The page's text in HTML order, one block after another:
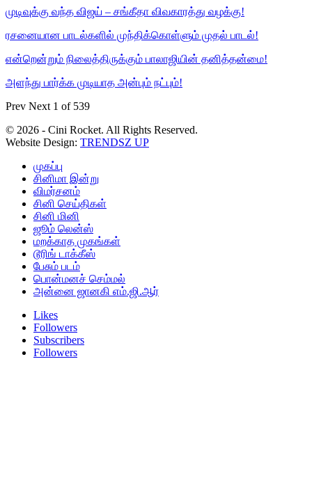
முடிவுக்கு வந்த விஜய் – சங்கீதா விவகாரத்து வழக்கு!
ரசனையான பாடல்களில் முந்திக்கொள்ளும் முதல் பாடல்!
என்றென்றும் நிலைத்திருக்கும் பாலாஜியின் தனித்தன்மை!
அளந்து பார்க்க முடியாத அன்பும் நட்பும்!
Prev Next 1 of 539
© 2026 - Cini Rocket. All Rights Reserved.
Website Design: TRENDSZ UP
முகப்பு
சினிமா இன்று
விமர்சனம்
சினி செய்திகள்
சினி மினி
ஜூம் லென்ஸ்
மறக்காத முகங்கள்
டூரிங் டாக்கீஸ்
பேசும் படம்
பொன்மனச் செம்மல்
அன்னை ஜானகி எம்.ஜி.ஆர்
Likes
Followers
Subscribers
Followers